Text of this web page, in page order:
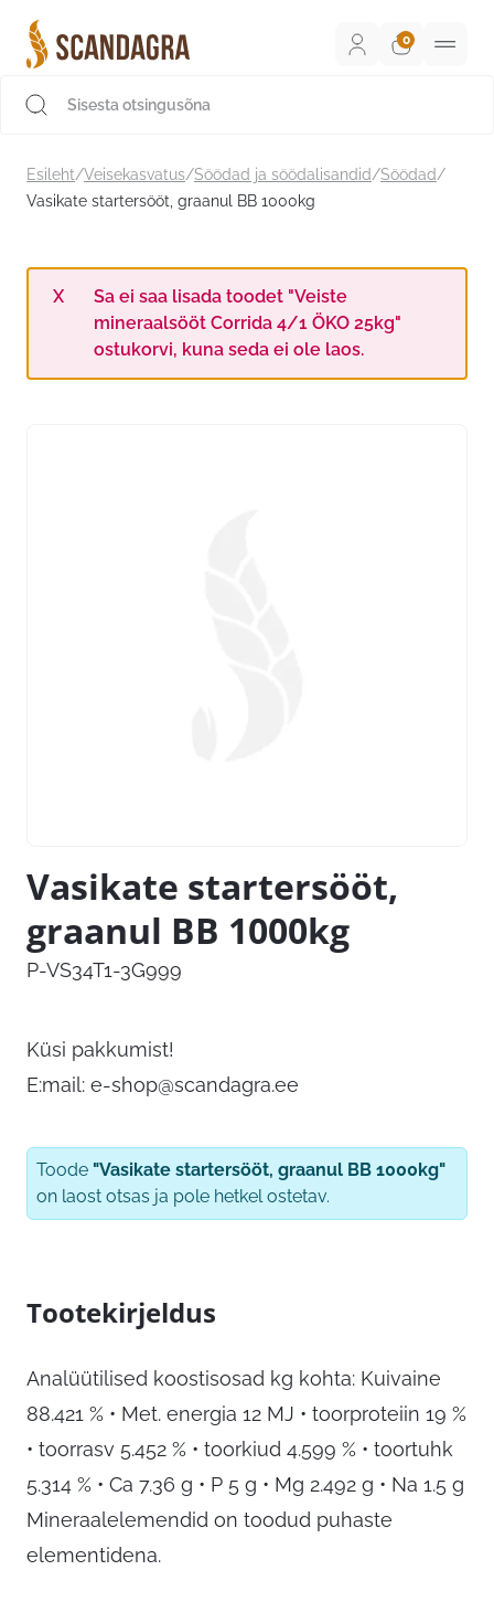
sisu
juurde
Esileht/Veisekasvatus/Söödad ja söödalisandid/Söödad/
Vasikate startersööt, graanul BB 1000kg
Sa ei saa lisada toodet "Veiste
mineraalsööt Corrida 4/1 ÖKO 25kg"
ostukorvi, kuna seda ei ole laos.
Vasikate startersööt,
graanul BB 1000kg
P-VS34T1-3G999
Küsi pakkumist!
E:mail: e-shop@scandagra.ee
Toode "Vasikate startersööt, graanul BB 1000kg"
on laost otsas ja pole hetkel ostetav.
Tootekirjeldus
Analüütilised koostisosad kg kohta: Kuivaine
88.421 % • Met. energia 12 MJ • toorproteiin 19 %
• toorrasv 5.452 % • toorkiud 4.599 % • toortuhk
5.314 % • Ca 7.36 g • P 5 g • Mg 2.492 g • Na 1.5 g
Mineraalelemendid on toodud puhaste
elementidena.